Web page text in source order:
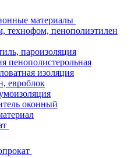
материалы
технофом, пенополиэтилен
пароизоляция
пенополистерольная
изоляция
евроблок
оконный